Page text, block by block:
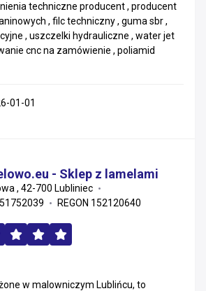
techniczne producent , producent
, filc techniczny , guma sbr ,
, uszczelki hydrauliczne , water jet
cnc na zamówienie , poliamid
01-01
- Sklep z lamelami
, 42-700 Lubliniec
REGON 152120640
w malowniczym Lublińcu, to